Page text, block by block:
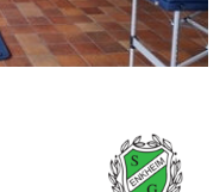
16.740 €
fehlen noch